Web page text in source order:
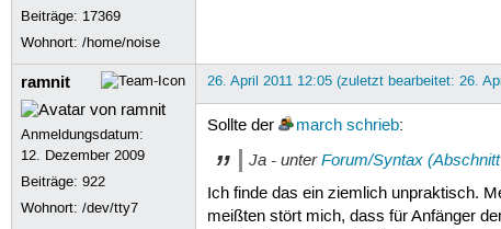
Beiträge: 17369
Wohnort: /home/noise
ramnit
Anmeldungsdatum:
12. Dezember 2009
Beiträge:922
Wohnort: /dev/tty7
26. April 2011 12:05 (zuletzt bearbeitet: 26.
Sollte der march schrieb:
Ja - unterForum/Syntax
Ich finde das ein ziemlich unpraktisch.
meißten stört mich, dass für Anfänger